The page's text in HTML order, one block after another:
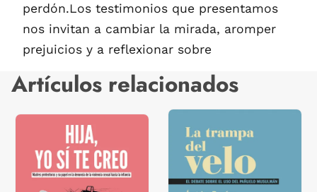
perdón.Los testimonios que presentamos
nos invitan a cambiar la mirada, aromper
prejuicios y a reflexionar sobre
Artículos relacionados